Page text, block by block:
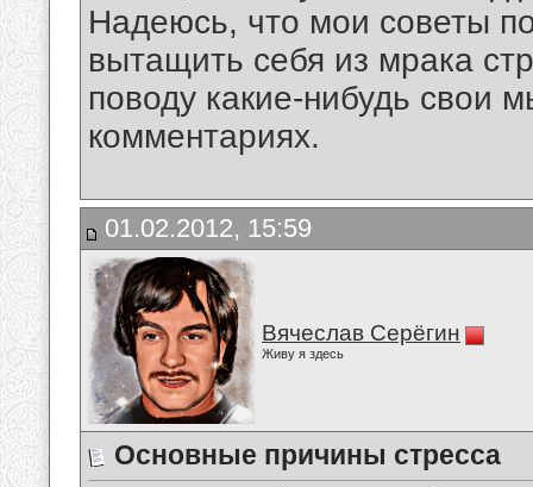
Надеюсь, что мои советы
вытащить себя из мрака
поводу какие-нибудь свои
комментариях.
01.02.2012, 15:59
Вячеслав Серёгин
Живу я здесь
Основные причины стресса